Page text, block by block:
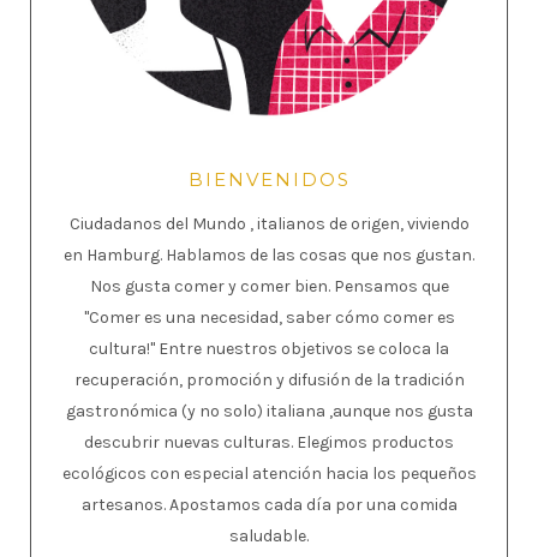
BIENVENIDOS
Ciudadanos del Mundo , italianos de origen, viviendo
en Hamburg. Hablamos de las cosas que nos gustan.
Nos gusta comer y comer bien. Pensamos que
"Comer es una necesidad, saber cómo comer es
cultura!" Entre nuestros objetivos se coloca la
recuperación, promoción y difusión de la tradición
gastronómica (y no solo) italiana ,aunque nos gusta
descubrir nuevas culturas. Elegimos productos
ecológicos con especial atención hacia los pequeños
artesanos. Apostamos cada día por una comida
saludable.